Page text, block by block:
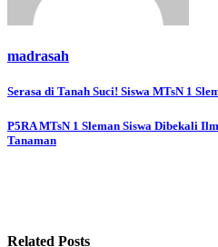
madrasah
Navigasi
pos
Serasa di Tanah Suci! Siswa MTsN 1
P5RA MTsN 1 Sleman Siswa Dibekali
Tanaman
Related Posts